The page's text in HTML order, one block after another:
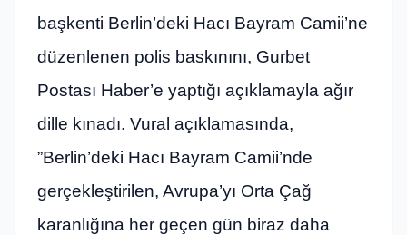
başkenti Berlin’deki Hacı Bayram Camii’ne
düzenlenen polis baskınını, Gurbet
Postası Haber’e yaptığı açıklamayla ağır
dille kınadı. Vural açıklamasında,
”Berlin’deki Hacı Bayram Camii’nde
gerçekleştirilen, Avrupa’yı Orta Çağ
karanlığına her geçen gün biraz daha